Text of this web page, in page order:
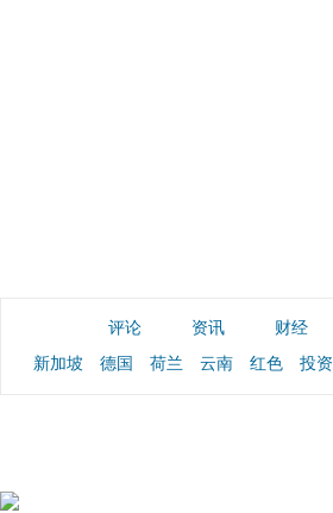
评论 资讯 财经
新加坡
德国 荷兰 云南 红色 投资